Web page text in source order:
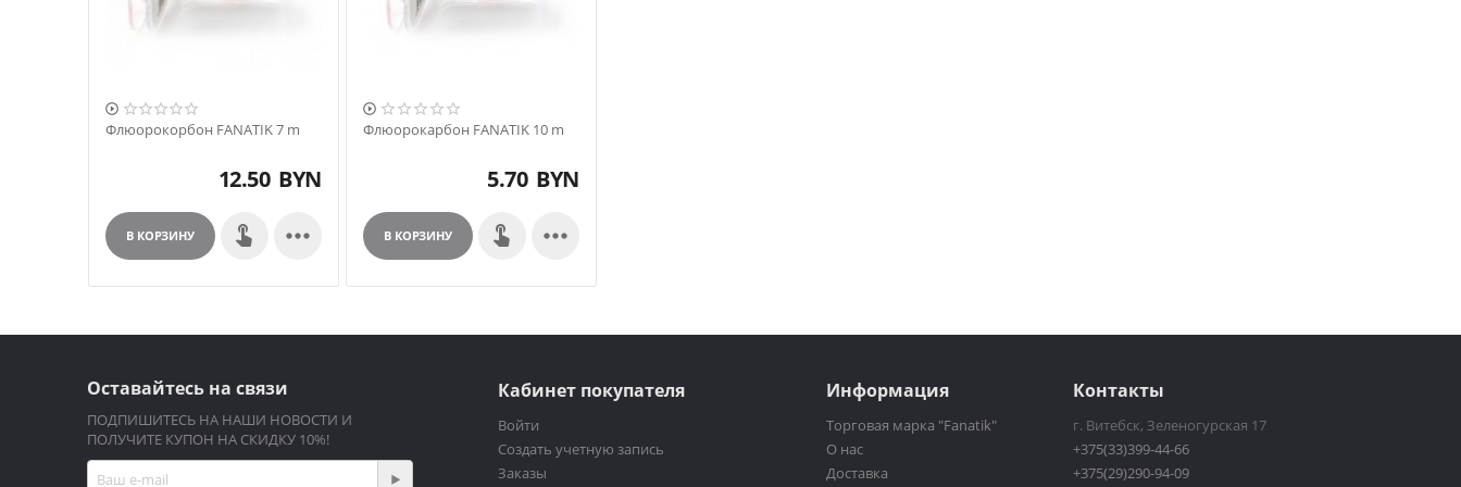
Это качественный продукт: ярко блестящий монофил с ровным, круглым сечением.
Мутноватый молочный оттенок, характерный для бюджетных «флюров», отсутствует.
сопротивляется истиранию и срезам.

Флюорокорбон FANATIK 7 m
12.50 BYN
В КОРЗИНУ 

Флюорокарбон FANATIK 10 m
5.70 BYN
В КОРЗИНУ 
Оставайтесь на связи
ПОДПИШИТЕСЬ НА НАШИ НОВОСТИ И
ПОЛУЧИТЕ КУПОН НА СКИДКУ 10%!
Кабинет покупателя
Войти
Создать учетную запись
Заказы
Информация
Торговая марка "Fanatik"
О нас
Доставка
Контакты
г. Витебск, Зеленогурская 17
+375(33)399-44-66
+375(29)290-94-09